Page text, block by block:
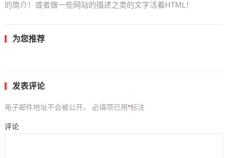
的简介！或者做一些网站的描述之类的文字活着HTML！
为您推荐
发表评论
电子邮件地址不会被公开。 必填项已用*标注
评论